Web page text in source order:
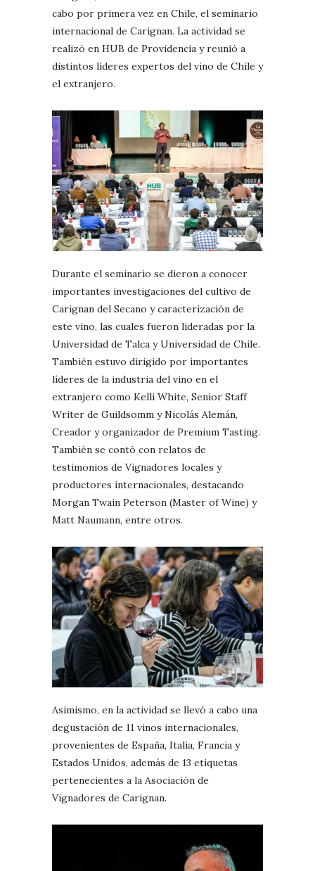
cabo por primera vez en Chile, el seminario
internacional de Carignan. La actividad se
realizó en HUB de Providencia y reunió a
distintos líderes expertos del vino de Chile y
el extranjero.
Durante el seminario se dieron a conocer
importantes investigaciones del cultivo de
Carignan del Secano y caracterización de
este vino, las cuales fueron lideradas por la
Universidad de Talca y Universidad de Chile.
También estuvo dirigido por importantes
líderes de la industria del vino en el
extranjero como Kelli White, Senior Staff
Writer de Guildsomm y Nicolás Alemán,
Creador y organizador de Premium Tasting.
También se contó con relatos de
testimonios de Vignadores locales y
productores internacionales, destacando
Morgan Twain Peterson (Master of Wine) y
Matt Naumann, entre otros.
Asimismo, en la actividad se llevó a cabo una
degustación de 11 vinos internacionales,
provenientes de España, Italia, Francia y
Estados Unidos, además de 13 etiquetas
pertenecientes a la Asociación de
Vignadores de Carignan.